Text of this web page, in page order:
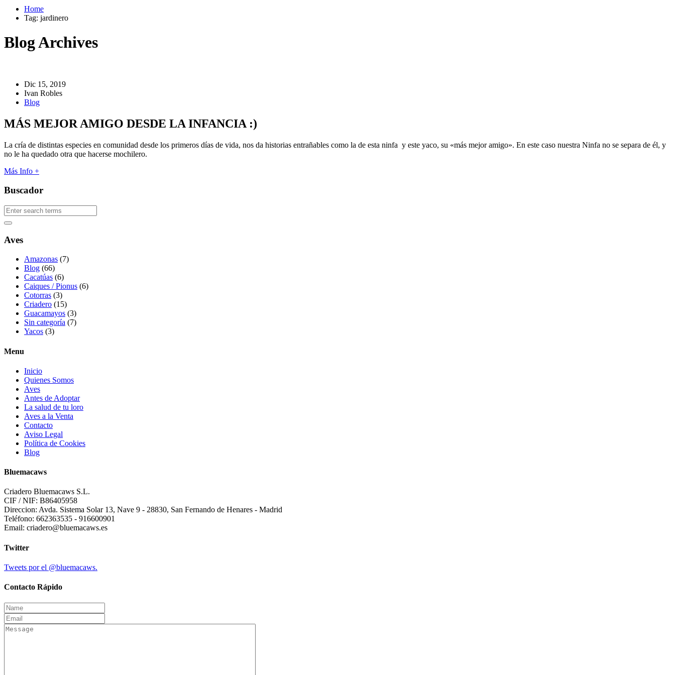
Home
Tag: jardinero
Blog Archives
Dic 15, 2019
Ivan Robles
Blog
MÁS MEJOR AMIGO DESDE LA INFANCIA :)
La cría de distintas especies en comunidad desde los primeros días de vida, nos da historias entrañables como la de esta ninfa y este yaco, su «más mejor amigo». En este caso nuestra Ninfa no se separa de él, y
no le ha quedado otra que hacerse mochilero.
Más Info +
Buscador
Aves
Amazonas (7)
Blog (66)
Cacatúas (6)
Caiques / Pionus (6)
Cotorras (3)
Criadero (15)
Guacamayos (3)
Sin categoría (7)
Yacos (3)
Menu
Inicio
Quienes Somos
Aves
Antes de Adoptar
La salud de tu loro
Aves a la Venta
Contacto
Aviso Legal
Política de Cookies
Blog
Bluemacaws
Criadero Bluemacaws S.L.
CIF / NIF: B86405958
Direccion: Avda. Sistema Solar 13, Nave 9 - 28830, San Fernando de Henares - Madrid
Teléfono: 662363535 - 916600901
Email: criadero@bluemacaws.es
Twitter
Tweets por el @bluemacaws.
Contacto Rápido